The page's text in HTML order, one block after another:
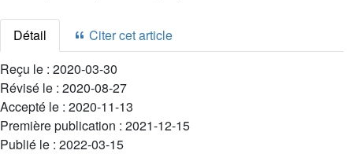
Détail
Citer cet article
Reçu le : 2020-03-30
Révisé le : 2020-08-27
Accepté le : 2020-11-13
Première publication : 2021-12-15
Publié le : 2022-03-15